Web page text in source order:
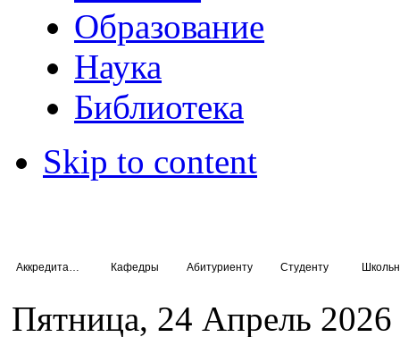
Образование
Наука
Библиотека
Skip to content
Кафедры Абитуриенту Студенту
Пятница, 24 Апрель